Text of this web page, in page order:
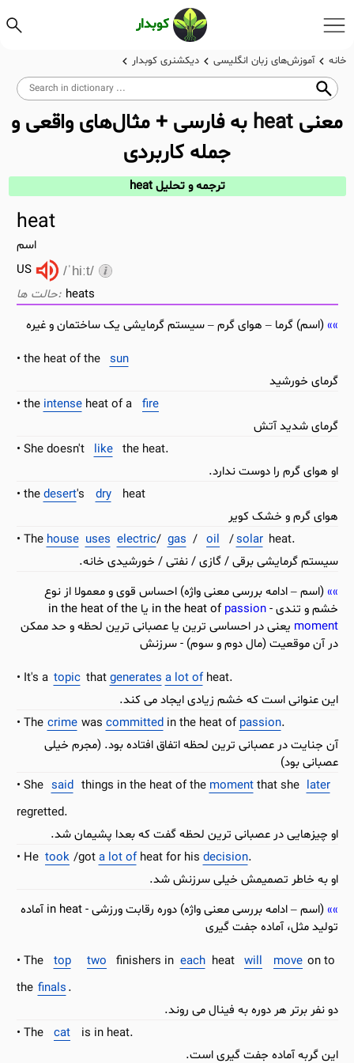
کوبدار
خانه آموزش‌های زبان انگلیسی دیکشنری کوبدار
معنی heat به فارسی + مثال‌های واقعی و
جمله کاربردی
ترجمه و تحلیل heat
heat
اسم
US
/ˈhiːt/
heats
(اسم) گرما – هوای گرم – سیستم گرمایشی یک ساختمان و غیره
the heat of the sun
گرمای خورشید
the intenseheat of a
fire
گرمای شدید آتش
She doesn't
like the heat.
او هوای گرم را دوست ندارد.
thedesert's dry
heat
هوای گرم و خشک کویر
The house uses electric/ gas / oil /solar heat.
سیستم گرمایشی برقی / گازی / نفتی / خورشیدی خانه.
(اسم – ادامه بررسی معنی واژه) احساس قوی و معمولا از نوع
خشم و تندی - in the heat ofpassion
یا in the heat of the
moment یعنی در احساسی ترین یا عصبانی ترین لحظه و حد ممکن
در آن موقعیت (مال دوم و سوم) - سرزنش
It's a topic thatgenerates a lot ofheat.
این عنوانی است که خشم زیادی ایجاد می کند.
The crime was committedin the heat ofpassion.
آن جنایت در عصبانی ترین لحظه اتفاق افتاده بود. (مجرم خیلی
عصبانی بود)
She said things in the heat of the momentthat she later
regretted.
او چیزهایی در عصبانی ترین لحظه گفت که بعدا پشیمان شد.
He took /gota lot ofheat for his decision.
او به خاطر تصمیمش خیلی سرزنش شد.
(اسم – ادامه بررسی معنی واژه) دوره رقابت ورزشی - in heat آماده
تولید مثل، آماده جفت گیری
The top two finishers in each heat will move on to
the finals.
دو نفر برتر هر دوره به فینال می روند.
The
cat
is in heat.
این گربه آماده جفت گیری است.